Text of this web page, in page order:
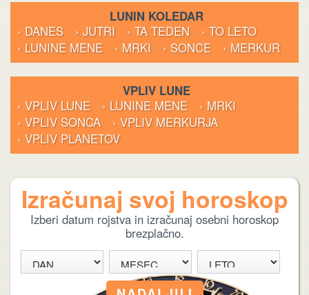
LUNIN KOLEDAR
› DANES
› JUTRI › TA TEDEN
› TO LETO
› LUNINE MENE
› MRKI › SONCE › MERKUR
VPLIV LUNE
› VPLIV LUNE
› LUNINE MENE
› MRKI
› VPLIV SONCA
› VPLIV MERKURJA
› VPLIV PLANETOV
Izračunaj svoj horoskop
Izberi datum rojstva in izračunaj osebni horoskop
brezplačno.